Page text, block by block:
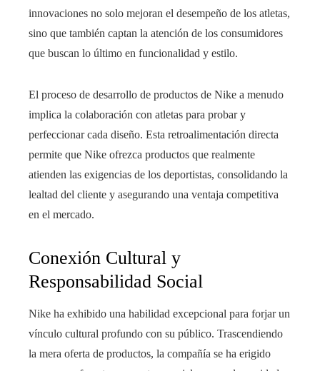
innovaciones no solo mejoran el desempeño de los atletas,
sino que también captan la atención de los consumidores
que buscan lo último en funcionalidad y estilo.
El proceso de desarrollo de productos de Nike a menudo
implica la colaboración con atletas para probar y
perfeccionar cada diseño. Esta retroalimentación directa
permite que Nike ofrezca productos que realmente
atienden las exigencias de los deportistas, consolidando la
lealtad del cliente y asegurando una ventaja competitiva
en el mercado.
Conexión Cultural y
Responsabilidad Social
Nike ha exhibido una habilidad excepcional para forjar un
vínculo cultural profundo con su público. Trascendiendo
la mera oferta de productos, la compañía se ha erigido